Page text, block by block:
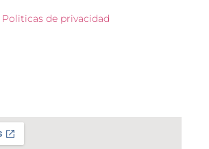
Politicas de privacidad